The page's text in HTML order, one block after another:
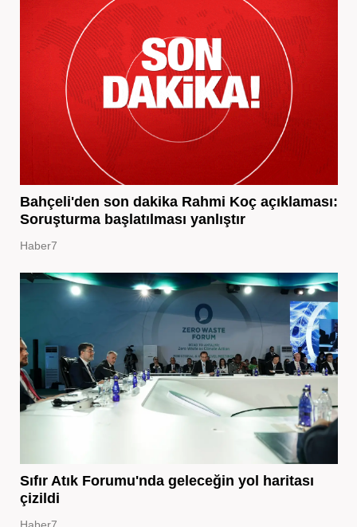
Bahçeli'den son dakika Rahmi Koç açıklaması:
Soruşturma başlatılması yanlıştır
Haber7
Sıfır Atık Forumu'nda geleceğin yol haritası
çizildi
Haber7